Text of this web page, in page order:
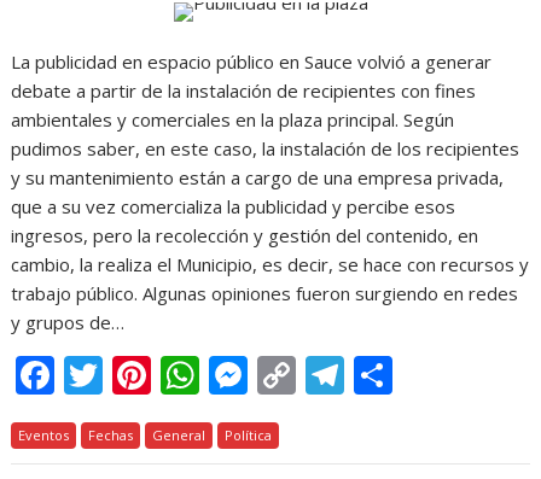
La publicidad en espacio público en Sauce volvió a generar
debate a partir de la instalación de recipientes con fines
ambientales y comerciales en la plaza principal. Según
pudimos saber, en este caso, la instalación de los recipientes
y su mantenimiento están a cargo de una empresa privada,
que a su vez comercializa la publicidad y percibe esos
ingresos, pero la recolección y gestión del contenido, en
cambio, la realiza el Municipio, es decir, se hace con recursos y
trabajo público. Algunas opiniones fueron surgiendo en redes
y grupos de…
F
ac
e
T
w
itt
Pi
nt
er
W
h
at
M
e
ss
C
p
T
e m
Eventos Fechas General Política